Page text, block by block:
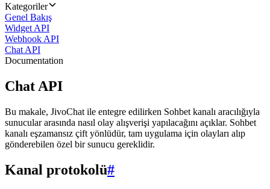
Kategoriler
Genel Bakış
Widget API
Webhook API
Chat API
Documentation
Chat API
Bu makale, JivoChat ile entegre edilirken Sohbet kanalı aracılığıyla
sunucular arasında nasıl olay alışverişi yapılacağını açıklar. Sohbet
kanalı eşzamansız çift yönlüdür, tam uygulama için olayları alıp
gönderebilen özel bir sunucu gereklidir.
Kanal protokolü#